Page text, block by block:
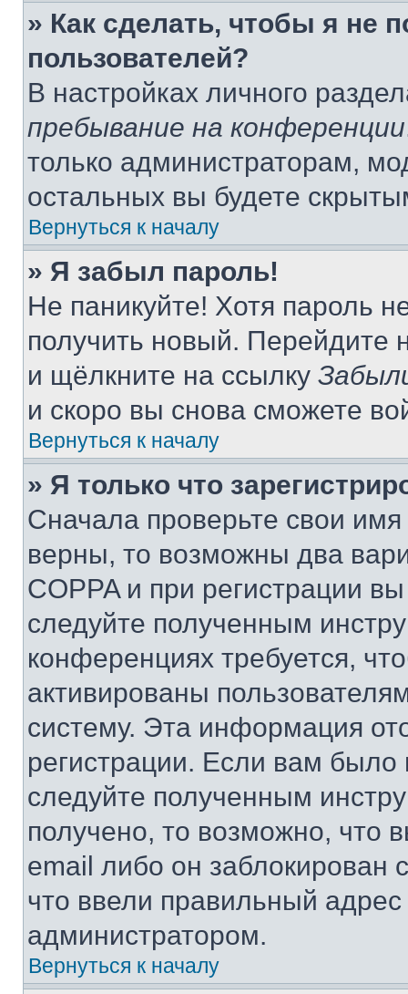
» Как сделать, чтобы я не
пользователей?
В настройках личного
пребывание на конференции
только администраторам,
остальных вы будете
Вернуться к началу
» Я забыл пароль!
Не паникуйте! Хотя пароль
получить новый. Перейдите
и щёлкните на ссылку
и скоро вы снова сможете
Вернуться к началу
» Я только что
Сначала проверьте свои
верны, то возможны два
COPPA и при регистрации
следуйте полученным
конференциях требуется,
активированы
систему. Эта информация
регистрации. Если вам
следуйте полученным
получено, то возможно, что
email либо он
что ввели правильный адрес
администратором.
Вернуться к началу